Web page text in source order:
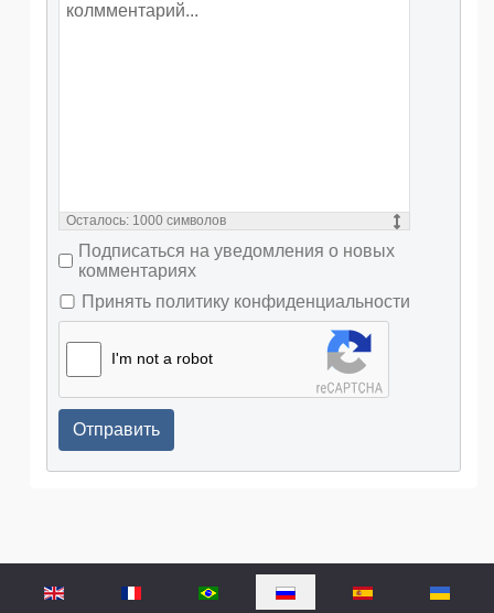
Осталось: 1000 символов
Подписаться на уведомления о новых
комментариях
Принять политику конфиденциальности
I'm not a robot
Отправить
Выберите язык